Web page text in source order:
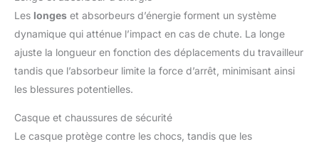
Les longes et absorbeurs d’énergie forment un système
dynamique qui atténue l’impact en cas de chute. La longe
ajuste la longueur en fonction des déplacements du travailleur
tandis que l’absorbeur limite la force d’arrêt, minimisant ainsi
les blessures potentielles.
Casque et chaussures de sécurité
Le casque protège contre les chocs, tandis que les